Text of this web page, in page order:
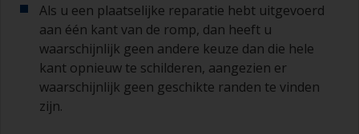
Als u een plaatselijke reparatie hebt uitgevoerd
aan één kant van de romp, dan heeft u
waarschijnlijk geen andere keuze dan die hele
kant opnieuw te schilderen, aangezien er
waarschijnlijk geen geschikte randen te vinden
zijn.